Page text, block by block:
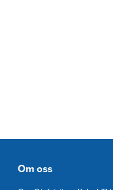
Om oss